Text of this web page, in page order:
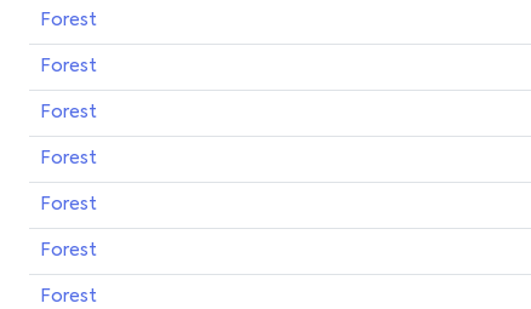
Forest
Forest
Forest
Forest
Forest
Forest
Forest